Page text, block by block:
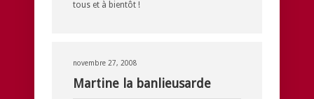
tous et à bientôt !
novembre 27, 2008
Martine la banlieusarde